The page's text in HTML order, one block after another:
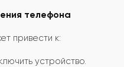
телефона
привести к:
устройство.